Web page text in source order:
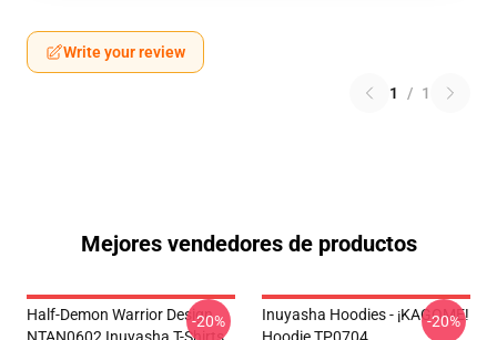
Write your review
1 / 1
Mejores vendedores de productos
Half-Demon Warrior Design
-20%
Inuyasha Hoodies - ¡KAGOME!
-20%